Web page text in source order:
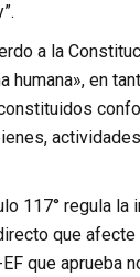
a la
en
117° regula
que
que aprueba